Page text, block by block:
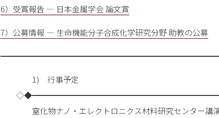
6）受賞報告 — 日本金属学会 論文賞
7）公募情報 — 生命機能分子合成化学研究分野 助教の公募
1) 行事予定
窒化物ナノ・エレクトロニクス材料研究センター講